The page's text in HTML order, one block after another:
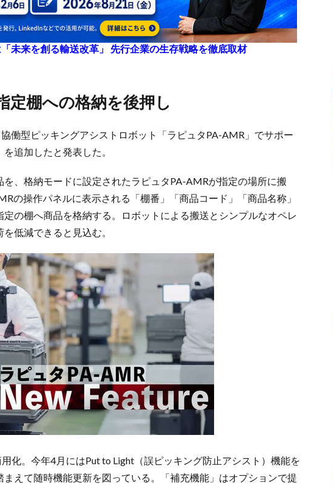
未来を創る輸送改革」 先行企業の生存戦略を徹底取材
定棚への格納を後押し
働型ピッキングアシストロボット「ラピュタPA-AMR」でサポー
追加したと発表した。
、格納モードに設定されたラピュタPA-AMRが指定の場所に搬
の操作パネルに表示される「棚番」「商品コード」「商品名称」
定の棚へ商品を格納する。ロボットによる搬送とシンプルなオペレ
低減できると見込む。
化。今年4月にはPut to Light（誤ピッキング防止アシスト）機能を
えて随時機能更新を図っている。「補充機能」はオプションで提